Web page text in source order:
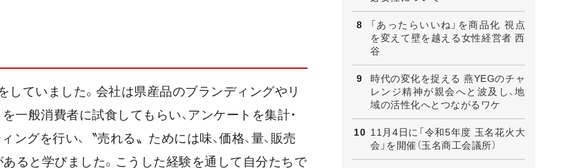
ていました。会社は県産品のブランディングやリ
一般消費者に試食してもらい、アンケートを集計・
グを行い、〝売れる〟ためには味、価格、量、販売
ると学びました。こうした経験を通して自分たちで
「あったらいいね」を商品化 視点
を変えて壁を越える女性経営者 西
谷
時代の変化を捉える 燕YEGのチャ
レンジ精神が親会へと波及し、地
域の活性化へとつながるワケ
11月4日に「令和5年度 玉名花火大
会」を開催（玉名商工会議所）